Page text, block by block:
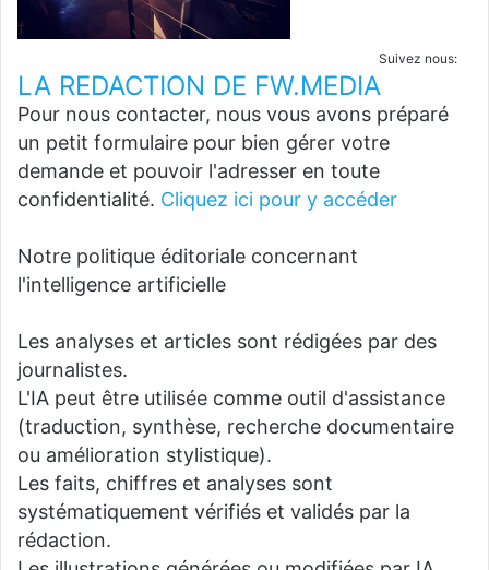
Suivez nous:
LA REDACTION DE FW.MEDIA
Pour nous contacter, nous vous avons préparé
un petit formulaire pour bien gérer votre
demande et pouvoir l'adresser en toute
confidentialité. Cliquez ici pour y accéder
Notre politique éditoriale concernant
l'intelligence artificielle
Les analyses et articles sont rédigées par des
journalistes.
L'IA peut être utilisée comme outil d'assistance
(traduction, synthèse, recherche documentaire
ou amélioration stylistique).
Les faits, chiffres et analyses sont
systématiquement vérifiés et validés par la
rédaction.